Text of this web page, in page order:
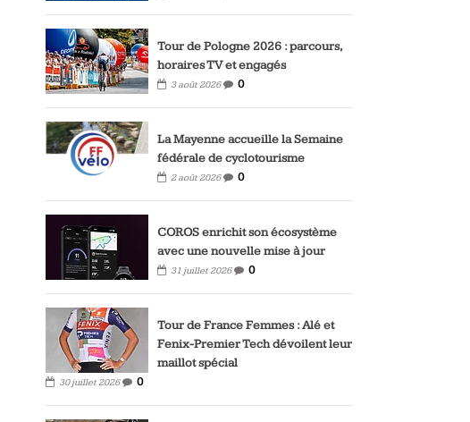
Tour de Pologne 2026 : parcours,
horaires TV et engagés
3 août 2026 0
La Mayenne accueille la Semaine
fédérale de cyclotourisme
2 août 2026 0
COROS enrichit son écosystème
avec une nouvelle mise à jour
31 juillet 2026 0
Tour de France Femmes : Alé et
Fenix-Premier Tech dévoilent leur
maillot spécial
30 juillet 2026 0